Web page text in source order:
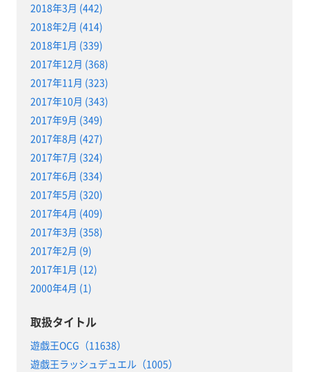
2018年3月 (442)
2018年2月 (414)
2018年1月 (339)
2017年12月 (368)
2017年11月 (323)
2017年10月 (343)
2017年9月 (349)
2017年8月 (427)
2017年7月 (324)
2017年6月 (334)
2017年5月 (320)
2017年4月 (409)
2017年3月 (358)
2017年2月 (9)
2017年1月 (12)
2000年4月 (1)
取扱タイトル
遊戯王OCG（11638）
遊戯王ラッシュデュエル（1005）